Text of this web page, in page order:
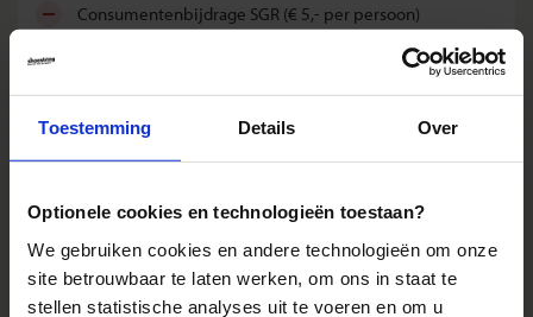
Toestemming Details Over
Optionele cookies en technologieën toestaan?
We gebruiken cookies en andere technologieën om onze
site betrouwbaar te laten werken, om ons in staat te
stellen statistische analyses uit te voeren en om u
consumentenbijdrage SGR (€ 5,- per persoon)
Reizen: de feiten op een rij
We kunnen ons voorstellen dat je nog vragen hebt over hoe
wij onze reizen organiseren. Daarom hebben wij voor de
belangrijkste onderwerpen een speciale pagina
samengesteld met daarop de antwoorden op de meest
gestelde vragen.